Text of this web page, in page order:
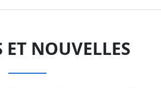
ET NOUVELLES